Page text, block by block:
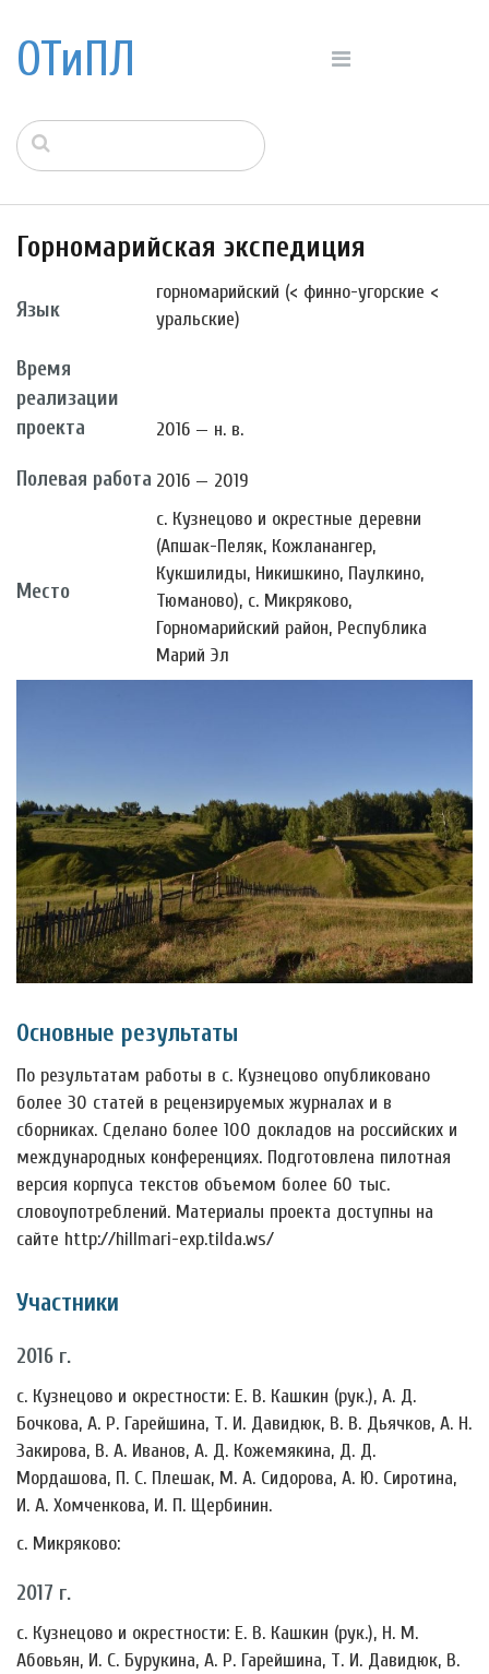
ОТиПЛ
Горномарийская экспедиция
Язык
горномарийский (< финно-угорские <
уральские)
Время
реализации
проекта
2016 — н. в.
Полевая работа 2016 — 2019
Место
с. Кузнецово и окрестные деревни
(Апшак-Пеляк, Кожланангер,
Кукшилиды, Никишкино, Паулкино,
Тюманово), с. Микряково,
Горномарийский район, Республика
Марий Эл
Основные результаты
По результатам работы в с. Кузнецово опубликовано
более 30 статей в рецензируемых журналах и в
сборниках. Сделано более 100 докладов на российских и
международных конференциях. Подготовлена пилотная
версия корпуса текстов объемом более 60 тыс.
словоупотреблений. Материалы проекта доступны на
сайте http://hillmari-exp.tilda.ws/
Участники
2016 г.
с. Кузнецово и окрестности: Е. В. Кашкин (рук.), А. Д.
Бочкова, А. Р. Гарейшина, Т. И. Давидюк, В. В. Дьячков, А. Н.
Закирова, В. А. Иванов, А. Д. Кожемякина, Д. Д.
Мордашова, П. С. Плешак, М. А. Сидорова, А. Ю. Сиротина,
И. А. Хомченкова, И. П. Щербинин.
с. Микряково:
2017 г.
с. Кузнецово и окрестности: Е. В. Кашкин (рук.), Н. М.
Абовьян, И. С. Бурукина, А. Р. Гарейшина, Т. И. Давидюк, В.